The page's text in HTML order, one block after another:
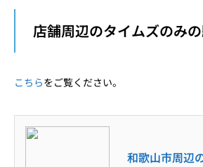
店舗周辺のタイムズのみ
こちらをご覧ください。
和歌山市周辺